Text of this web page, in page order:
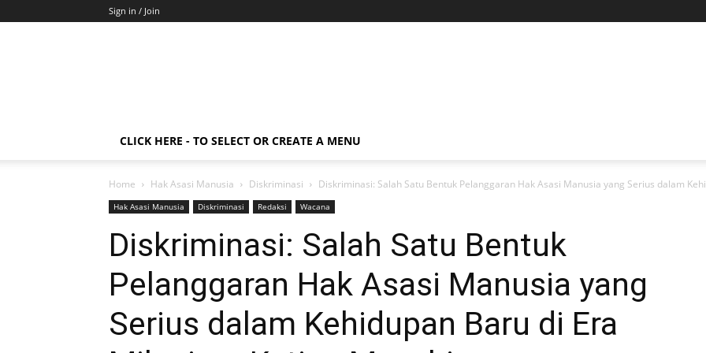
Sign in / Join
CLICK HERE - TO SELECT OR CREATE A MENU
Home Hak Asasi Manusia Diskriminasi Diskriminasi: Salah Satu Bentuk Pelanggaran Hak Asasi Manusia yang Serius dalam
Hak Asasi Manusia Diskriminasi Redaksi Wacana
Diskriminasi: Salah Satu Bentuk
Pelanggaran Hak Asasi Manusia yang
Serius dalam Kehidupan Baru di Era